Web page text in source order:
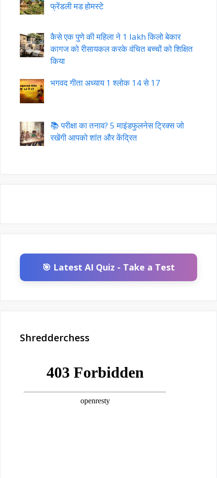
फ्रेंडली मड होमस्टे
कैसे एक पुणे की महिला ने 1 lakh किलो बेकार
कागज को रीसायकल करके वंचित बच्चों को शिक्षित
किया
भगवद गीता अध्याय 1 श्लोक 14 से 17
📚 परीक्षा का तनाव? 5 माइंडफुलनेस ट्रिक्स जो
रखेंगी आपको शांत और केंद्रित
🎯 Latest AI Quiz - Take a Test
Shredderchess